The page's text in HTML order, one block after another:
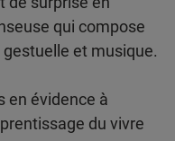
qui compose
et musique.
en évidence à
du vivre